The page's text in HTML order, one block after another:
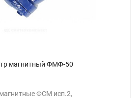
магнитный ФМФ-50
ФСМ исп.2,